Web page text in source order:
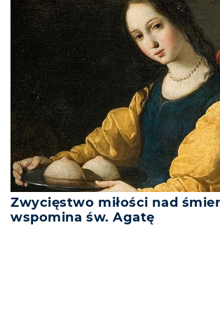
Zwycięstwo miłości nad
wspomina św. Agatę